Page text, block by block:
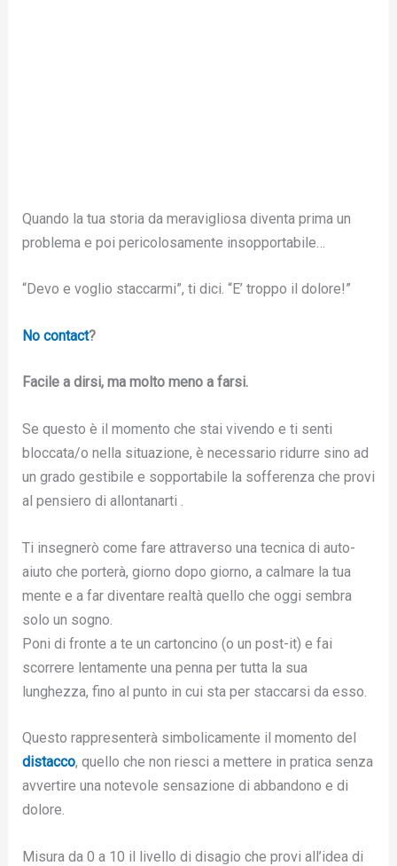
Quando la tua storia da meravigliosa diventa prima un
problema e poi pericolosamente insopportabile…
“Devo e voglio staccarmi”, ti dici. “E’ troppo il dolore!”
No contact?
Facile a dirsi, ma molto meno a farsi.
Se questo è il momento che stai vivendo e ti senti
bloccata/o nella situazione, è necessario ridurre sino ad
un grado gestibile e sopportabile la sofferenza che provi
al pensiero di allontanarti .
Ti insegnerò come fare attraverso una tecnica di auto-
aiuto che porterà, giorno dopo giorno, a calmare la tua
mente e a far diventare realtà quello che oggi sembra
solo un sogno.
Poni di fronte a te un cartoncino (o un post-it) e fai
scorrere lentamente una penna per tutta la sua
lunghezza, fino al punto in cui sta per staccarsi da esso.
Questo rappresenterà simbolicamente il momento del
distacco, quello che non riesci a mettere in pratica senza
avvertire una notevole sensazione di abbandono e di
dolore.
Misura da 0 a 10 il livello di disagio che provi all’idea di